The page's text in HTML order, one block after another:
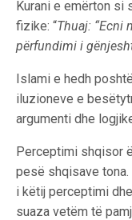
Kurani e emërton si
fizike: “Thuaj: “Ecni
përfundimi i
Islami e hedh
iluzioneve e
argumenti dhe
Perceptimi shqisor
pesë shqisave
i këtij perceptimi
suaza vetëm të